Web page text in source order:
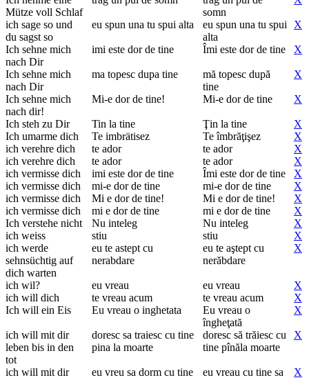
Mütze voll Schlaf
somn
ich sage so und
du sagst so
eu spun una tu spui alta
eu spun una tu spui
alta
X
Ich sehne mich
nach Dir
imi este dor de tine Îmi este dor de tine X
Ich sehne mich
nach Dir
ma topesc dupa tine
mă topesc după
tine
X
Ich sehne mich
nach dir!
Mi-e dor de tine! Mi-e dor de tine X
Ich steh zu Dir Tin la tine Ţin la tine
X
Ich umarme dich
Te imbrätisez Te îmbrăţişez
X
ich verehre dich
te ador te ador
X
ich verehre dich
te ador te ador
X
ich vermisse dich
imi este dor de tine Îmi este dor de tine
X
ich vermisse dich
mi-e dor de tine mi-e dor de tine
X
ich vermisse dich
Mi e dor de tine! Mi e dor de tine!
X
ich vermisse dich
mi e dor de tine mi e dor de tine
X
Ich verstehe nicht
Nu inteleg Nu inteleg
X
ich weiss
stiu stiu
X
ich werde
sehnsüchtig auf
dich warten
eu te astept cu
nerabdare
eu te aştept cu
nerăbdare
X
ich wil? eu vreau eu vreau
X
ich will dich
te vreau acum te vreau acum
X
Ich will ein Eis
Eu vreau o inghetata
Eu vreau o
îngheţată
X
ich will mit dir
leben bis in den
tot
doresc sa traiesc cu tine
pina la moarte
doresc să trăiesc cu
tine pînăla moarte
X
ich will mit dir
eu vreu sa dorm cu tine
eu vreau cu tine sa
X